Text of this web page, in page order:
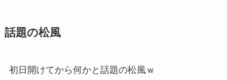
話題の松風
初日開けてから何かと話題の松風ｗ